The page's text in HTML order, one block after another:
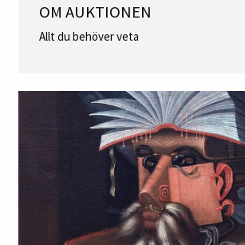
OM AUKTIONEN
Allt du behöver veta